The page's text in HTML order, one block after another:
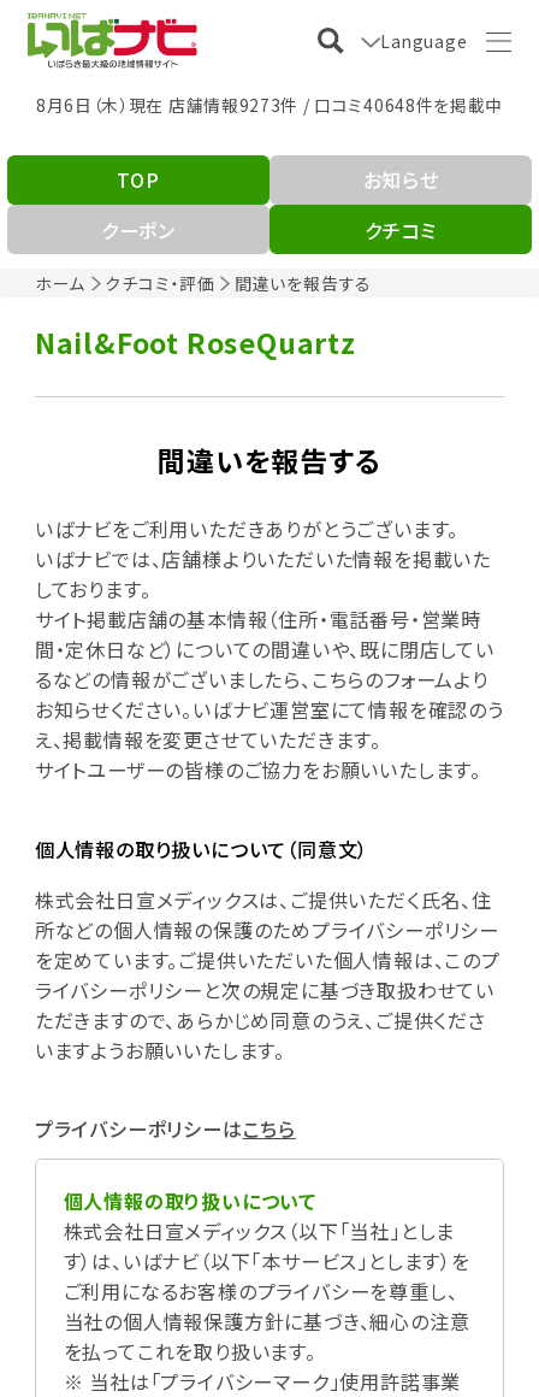
Language
8月6日（木）現在 店舗情報9273件 / 口コミ40648件を掲載中
ホーム クチコミ・評価 間違いを報告する
TOP
お知らせ
クーポン
クチコミ
Nail&Foot RoseQuartz
間違いを報告する
いばナビをご利用いただきありがとうございます。
いばナビでは、店舗様よりいただいた情報を掲載いた
しております。
サイト掲載店舗の基本情報（住所・電話番号・営業時
間・定休日など）についての間違いや、既に閉店してい
るなどの情報がございましたら、こちらのフォームより
お知らせください。いばナビ運営室にて情報を確認のう
え、掲載情報を変更させていただきます。
サイトユーザーの皆様のご協力をお願いいたします。
個人情報の取り扱いについて（同意文）
株式会社日宣メディックスは、ご提供いただく氏名、住
所などの個人情報の保護のためプライバシーポリシー
を定めています。ご提供いただいた個人情報は、このプ
ライバシーポリシーと次の規定に基づき取扱わせてい
ただきますので、あらかじめ同意のうえ、ご提供くださ
いますようお願いいたします。
プライバシーポリシーはこちら
個人情報の取り扱いについて
株式会社日宣メディックス（以下「当社」としま
す）は、いばナビ（以下「本サービス」とします）を
ご利用になるお客様のプライバシーを尊重し、
当社の個人情報保護方針に基づき、細心の注意
を払ってこれを取り扱います。
※ 当社は「プライバシーマーク」使用許諾事業